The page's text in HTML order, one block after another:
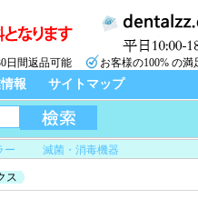
日間返品可能 お客様の100% の
報 サイトマップ
ー 滅菌・消毒機器
ス